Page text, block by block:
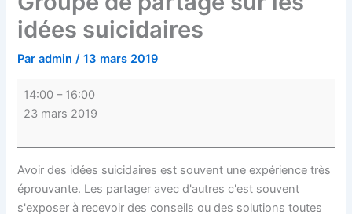
idées suicidaires
Paradmin/13 mars 2019
14:00 – 16:00
23 mars 2019
Avoir des idées suicidaires est souvent une expérience très
éprouvante. Les partager avec d'autres c'est souvent
s'exposer à recevoir des conseils ou des solutions toutes